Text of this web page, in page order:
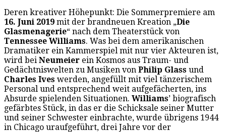
Deren kreativer Höhepunkt: Die Sommerpremiere am
16. Juni 2019 mit der brandneuen Kreation „Die
Glasmenagerie“ nach dem Theaterstück von
Tennessee Williams. Was bei dem amerikanischen
Dramatiker ein Kammerspiel mit nur vier Akteuren ist,
wird bei Neumeier ein Kosmos aus Traum- und
Gedächtniswelten zu Musiken von Philip Glass und
Charles Ives werden, angefüllt mit viel tänzerischem
Personal und entsprechend weit aufgefächerten, ins
Absurde spielenden Situationen. Williams’ biografisch
gefärbtes Stück, in das er die Schicksale seiner Mutter
und seiner Schwester einbrachte, wurde übrigens 1944
in Chicago uraufgeführt, drei Jahre vor der